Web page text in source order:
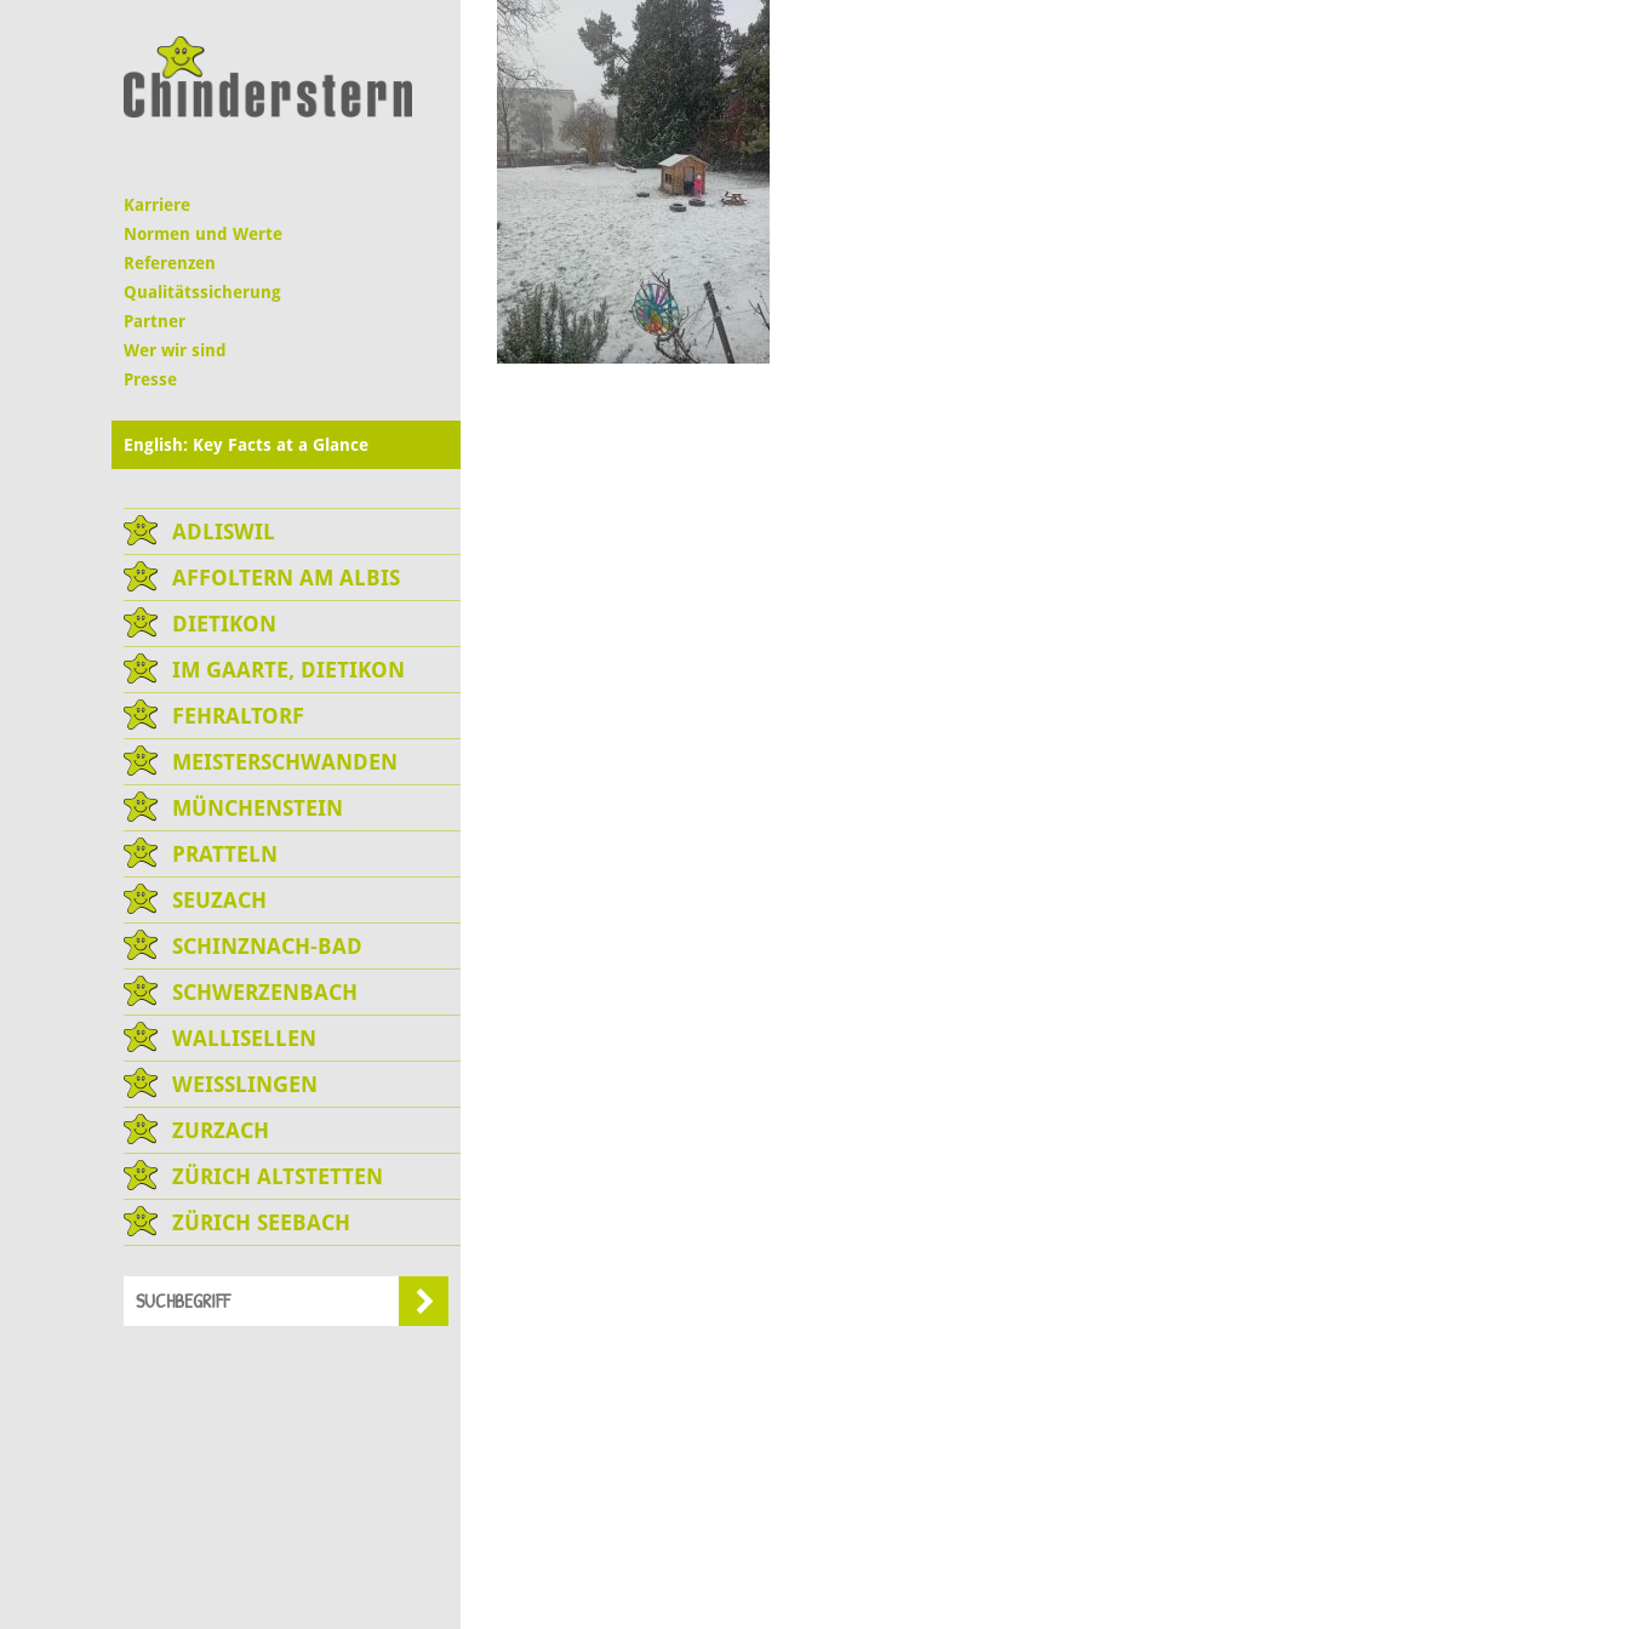
Karriere
Normen und Werte
Referenzen
Qualitätssicherung
Partner
Wer wir sind
Presse
English: Key Facts at a Glance
ADLISWIL
AFFOLTERN AM ALBIS
DIETIKON
IM GAARTE, DIETIKON
FEHRALTORF
MEISTERSCHWANDEN
MÜNCHENSTEIN
PRATTELN
SEUZACH
SCHINZNACH-BAD
SCHWERZENBACH
WALLISELLEN
WEISSLINGEN
ZURZACH
ZÜRICH ALTSTETTEN
ZÜRICH SEEBACH